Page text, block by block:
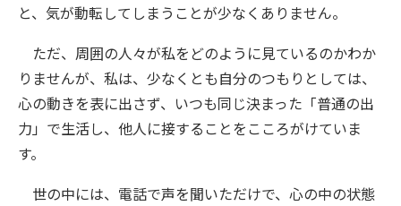
と、気が動転してしまうことが少なくありません。
ただ、周囲の人々が私をどのように見ているのかわか
りませんが、私は、少なくとも自分のつもりとしては、
心の動きを表に出さず、いつも同じ決まった「普通の出
力」で生活し、他人に接することをこころがけていま
す。
世の中には、電話で声を聞いただけで、心の中の状態